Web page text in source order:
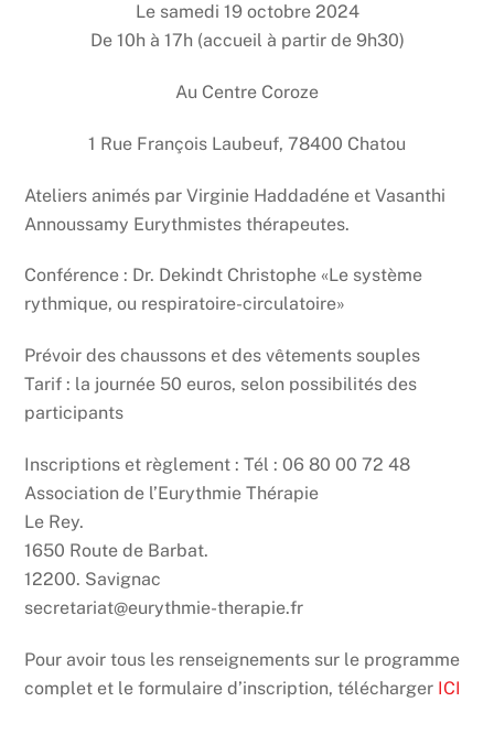
Le samedi 19 octobre 2024
De 10h à 17h (accueil à partir de 9h30)
Au Centre Coroze
1 Rue François Laubeuf, 78400 Chatou
Ateliers animés par Virginie Haddadéne et Vasanthi
Annoussamy Eurythmistes thérapeutes.
Conférence : Dr. Dekindt Christophe «Le système
rythmique, ou respiratoire-circulatoire»
Prévoir des chaussons et des vêtements souples
Tarif : la journée 50 euros, selon possibilités des
participants
Inscriptions et règlement : Tél : 06 80 00 72 48
Association de l’Eurythmie Thérapie
Le Rey.
1650 Route de Barbat.
12200. Savignac
secretariat@eurythmie-therapie.fr
Pour avoir tous les renseignements sur le programme
complet et le formulaire d’inscription, télécharger ICI